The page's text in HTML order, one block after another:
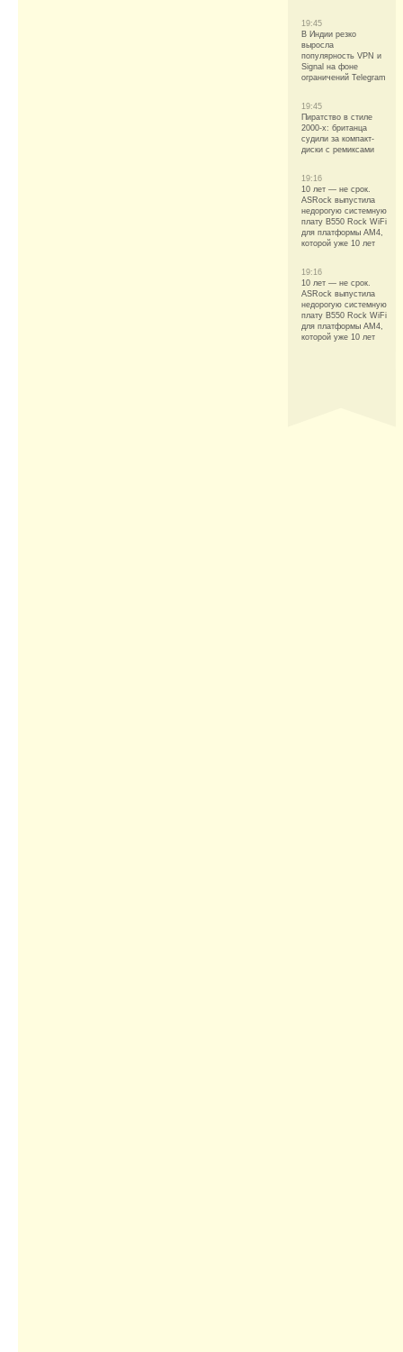
19:45
В Индии резко
выросла
популярность VPN и
Signal на фоне
ограничений Telegram
19:45
Пиратство в стиле
2000-х: британца
судили за компакт-
диски с ремиксами
19:16
10 лет — не срок.
ASRock выпустила
недорогую системную
плату B550 Rock WiFi
для платформы AM4,
которой уже 10 лет
19:16
10 лет — не срок.
ASRock выпустила
недорогую системную
плату B550 Rock WiFi
для платформы AM4,
которой уже 10 лет